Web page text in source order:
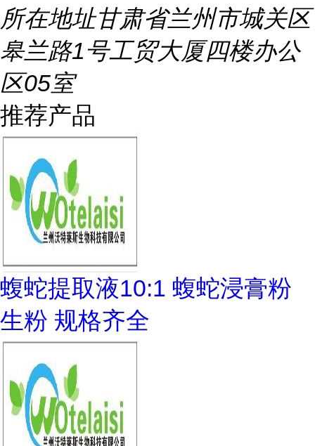
所在地址甘肃省兰州市城关区
皋兰路1号工贸大厦四楼办公
区05室
推荐产品
蝮蛇提取液10:1 蝮蛇浸膏粉
生粉 规格齐全